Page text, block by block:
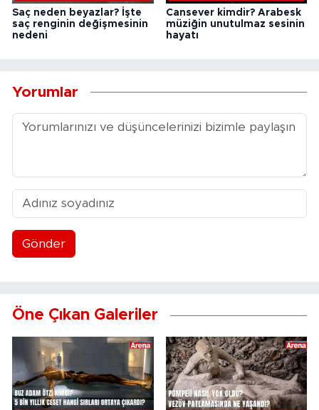
Saç neden beyazlar? İşte
saç renginin değişmesinin
nedeni
Cansever kimdir? Arabesk
müziğin unutulmaz sesinin
hayatı
Yorumlar
Gönder
Öne Çıkan Galeriler